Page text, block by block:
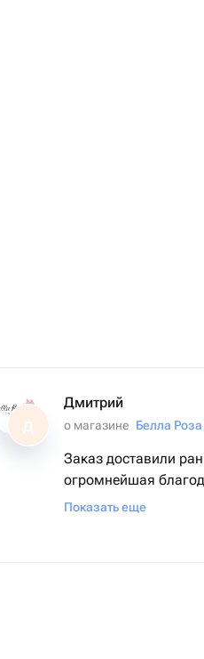
Д
Дмитрий
о магазине Белла
Заказ доставили
огромнейшая
всему коллективу
Показать еще